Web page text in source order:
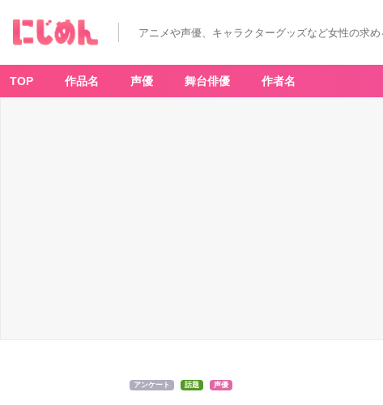
アニメや声優、キャラクターグッズなど女性の求
TOP 作品名 声優 舞台俳優 作者名
アンケート 話題 声優